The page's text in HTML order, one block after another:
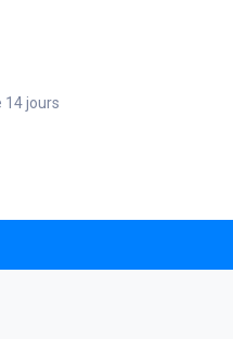
14 jours